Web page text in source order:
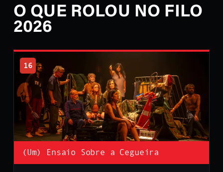
O QUE ROLOU NO FILO
2026
16
(Um) Ensaio Sobre a Cegueira